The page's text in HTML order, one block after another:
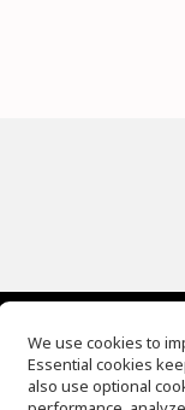
EQ Ear Training
Drum Machine
We use cookies to
Essential cookies
also use optional